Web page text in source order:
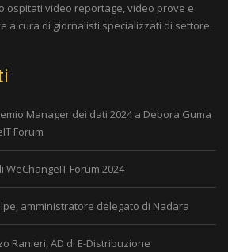
ospitati video reportage, video prove e
a cura di giornalisti specializzati di settore.
Manager dei dati 2024 a Debora Guma
Forum
Forum 2024
amministratore delegato di Nadara
Ranieri, AD di E-Distribuzione